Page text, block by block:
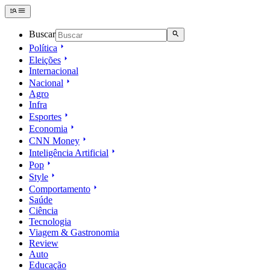
Buscar
Política
Eleições
Internacional
Nacional
Agro
Infra
Esportes
Economia
CNN Money
Inteligência Artificial
Pop
Style
Comportamento
Saúde
Ciência
Tecnologia
Viagem & Gastronomia
Review
Auto
Educação